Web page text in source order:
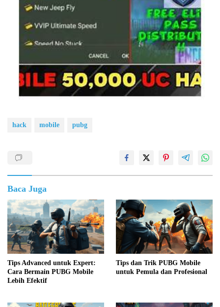
hack mobile pubg
Baca Juga
Tips Advanced untuk Expert:
Cara Bermain PUBG Mobile
Lebih Efektif
Tips dan Trik PUBG Mobile
untuk Pemula dan Profesional